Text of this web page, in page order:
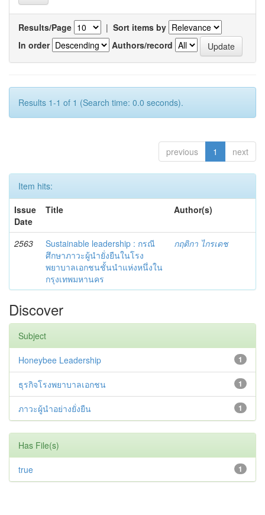
Results/Page | Sort items by
In order
Authors/record
Results 1-1 of 1 (Search time: 0.0 seconds).
previous 1 next
Item hits:
Issue
Date
Title Author(s)
2563
Sustainable leadership : กรณี
ศึกษาภาวะผู้นำยั่งยืนในโรง
พยาบาลเอกชนชั้นนำแห่งหนึ่งใน
กรุงเทพมหานคร
กฤติกา ไกรเดช
Discover
Subject
1
Honeybee Leadership
1
ธุรกิจโรงพยาบาลเอกชน
1
ภาวะผู้นำอย่างยั่งยืน
Has File(s)
1
true